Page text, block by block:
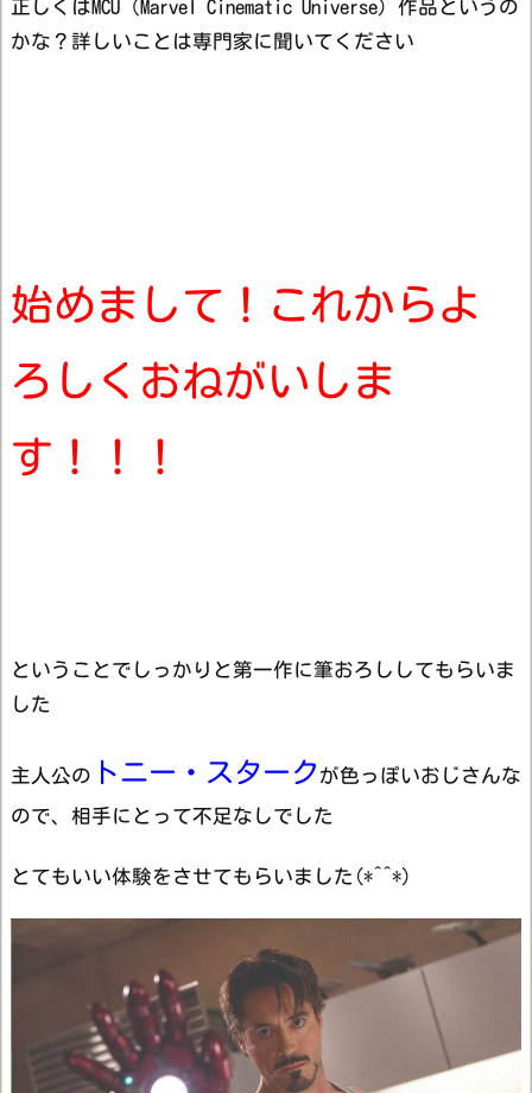
正しくはMCU（Marvel Cinematic Universe）作品というの
かな？詳しいことは専門家に聞いてください
始めまして！これからよ
ろしくおねがいしま
す！！！
ということでしっかりと第一作に筆おろししてもらいま
した
主人公の トニー・スターク が色っぽいおじさんな
ので、相手にとって不足なしでした
とてもいい体験をさせてもらいました(*^^*)